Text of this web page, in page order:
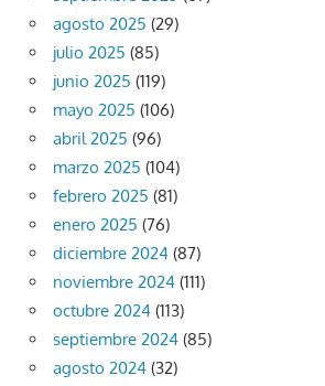
agosto 2025 (29)
julio 2025 (85)
junio 2025 (119)
mayo 2025 (106)
abril 2025 (96)
marzo 2025 (104)
febrero 2025 (81)
enero 2025 (76)
diciembre 2024 (87)
noviembre 2024 (111)
octubre 2024 (113)
septiembre 2024 (85)
agosto 2024 (32)